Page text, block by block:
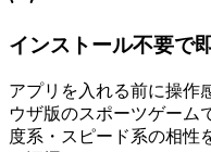
インストール不要で
アプリを入れる前に操作
ウザ版のスポーツゲーム
度系・スピード系の相性